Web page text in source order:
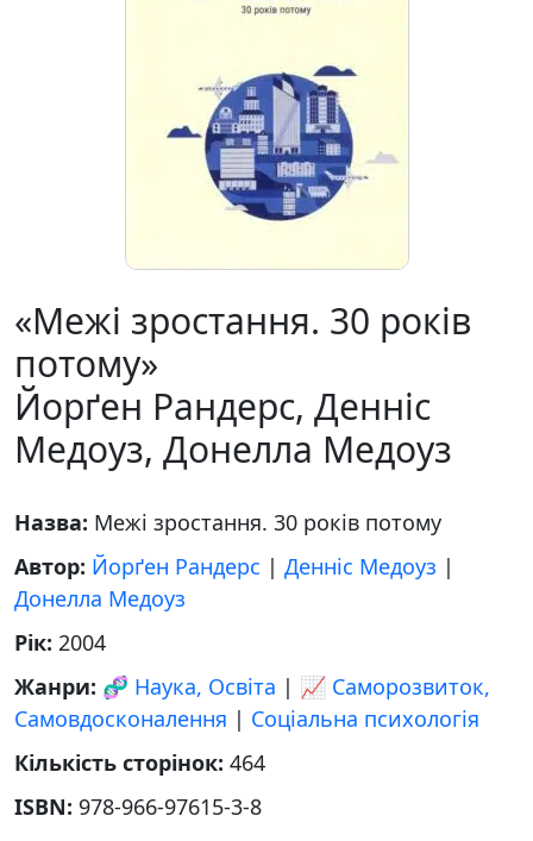
«Межі зростання. 30 років
потому»
Йорґен Рандерс, Денніс
Медоуз, Донелла Медоуз
Назва: Межі зростання. 30 років потому
Автор: Йорґен Рандерс | Денніс Медоуз |
Донелла Медоуз
Рік: 2004
Жанри: 🧬 Наука, Освіта | 📈 Саморозвиток,
Самовдосконалення | Соціальна психологія
Кількість сторінок: 464
ISBN: 978-966-97615-3-8